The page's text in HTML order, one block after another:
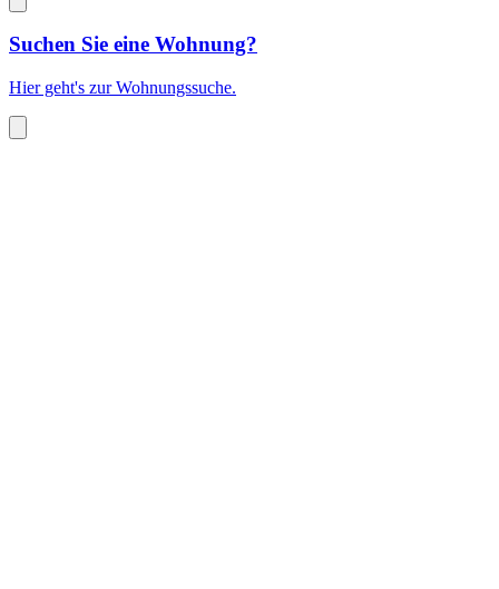
Suchen Sie eine Wohnung?
Hier geht's zur Wohnungssuche.